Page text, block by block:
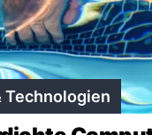
Technologien